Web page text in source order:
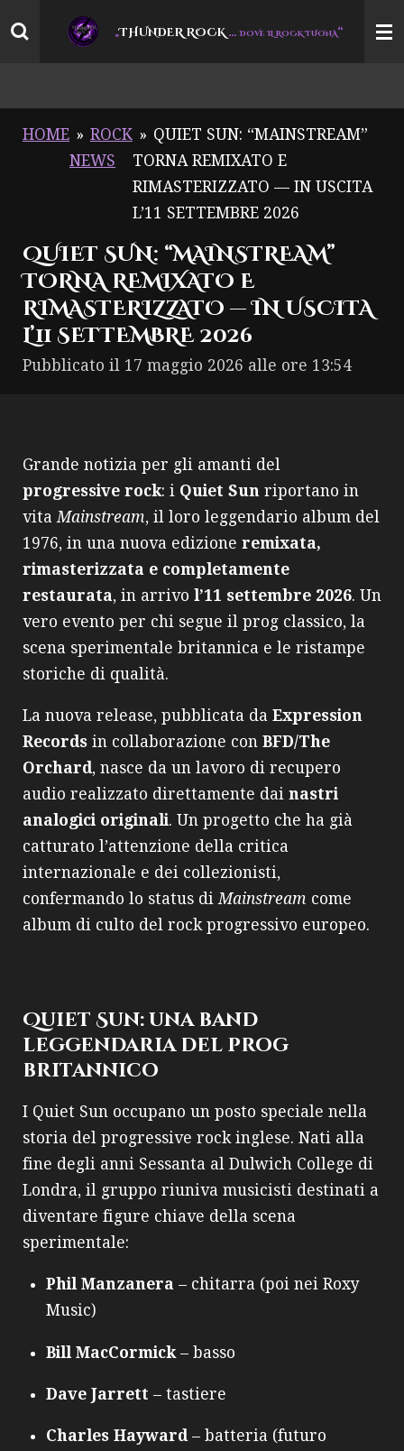
Vai
„THUNDER ROCK… DOVE IL ROCK TUONA“
HOME » ROCK
NEWS
» QUIET SUN: “MAINSTREAM”
TORNA REMIXATO E
RIMASTERIZZATO — IN USCITA
L’11 SETTEMBRE 2026
QUIET SUN: “MAINSTREAM”
TORNA REMIXATO E
RIMASTERIZZATO — IN USCITA
L’11 SETTEMBRE 2026
Pubblicato il 17 maggio 2026 alle ore 13:54
Grande notizia per gli amanti del
progressive rock: i Quiet Sun riportano in
vita Mainstream, il loro leggendario album del
1976, in una nuova edizione remixata,
rimasterizzata e completamente
restaurata, in arrivo l’11 settembre 2026. Un
vero evento per chi segue il prog classico, la
scena sperimentale britannica e le ristampe
storiche di qualità.
La nuova release, pubblicata da Expression
Records in collaborazione con BFD/The
Orchard, nasce da un lavoro di recupero
audio realizzato direttamente dai nastri
analogici originali. Un progetto che ha già
catturato l’attenzione della critica
internazionale e dei collezionisti,
confermando lo status di Mainstream come
album di culto del rock progressivo europeo.
Quiet Sun: una band
leggendaria del prog
britannico
I Quiet Sun occupano un posto speciale nella
storia del progressive rock inglese. Nati alla
fine degli anni Sessanta al Dulwich College di
Londra, il gruppo riuniva musicisti destinati a
diventare figure chiave della scena
sperimentale:
Phil Manzanera – chitarra (poi nei Roxy
Music)
Bill MacCormick – basso
Dave Jarrett – tastiere
Charles Hayward– batteria (futuro